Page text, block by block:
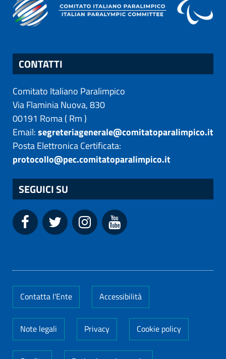
CONTATTI
Comitato Italiano Paralimpico
Via Flaminia Nuova, 830
00191 Roma( Rm)
Email:segreteriagenerale@comitatoparalimpico.it
Posta Elettronica Certificata:
protocollo@pec.comitatoparalimpico.it
SEGUICI SU
Contatta l'Ente Accessibilità
Note legali Privacy Cookie policy